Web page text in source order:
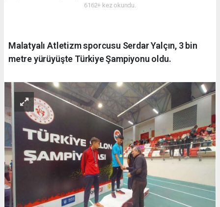
6162+ kez okundu.
Malatyalı Atletizm sporcusu Serdar Yalçın, 3 bin
metre yürüyüşte Türkiye Şampiyonu oldu.